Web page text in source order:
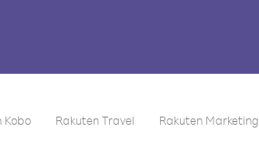
Kobo Rakuten Travel Rakuten Marketing